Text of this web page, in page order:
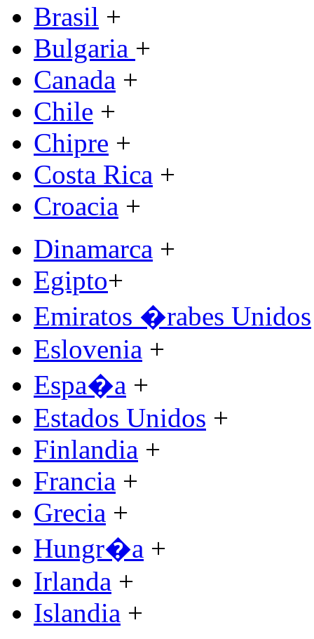
Brasil +
Bulgaria +
Canada +
Chile +
Chipre +
Costa Rica +
Croacia +
Dinamarca +
Egipto+
Emiratos �rabes Unidos
Eslovenia +
Espa�a +
Estados Unidos +
Finlandia +
Francia +
Grecia +
Hungr�a +
Irlanda +
Islandia +